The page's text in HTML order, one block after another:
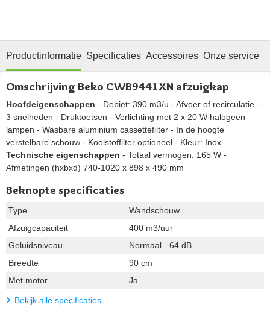
Productinformatie Specificaties Accessoires Onze service
Omschrijving Beko CWB9441XN afzuigkap
Hoofdeigenschappen - Debiet: 390 m3/u - Afvoer of recirculatie -
3 snelheden - Druktoetsen - Verlichting met 2 x 20 W halogeen
lampen - Wasbare aluminium cassettefilter - In de hoogte
verstelbare schouw - Koolstoffilter optioneel - Kleur: Inox
Technische eigenschappen - Totaal vermogen: 165 W -
Afmetingen (hxbxd) 740-1020 x 898 x 490 mm
Beknopte specificaties
Type
Wandschouw
Afzuigcapaciteit
400 m3/uur
Geluidsniveau
Normaal - 64 dB
Breedte
90 cm
Met motor
Ja
Bekijk alle specificaties